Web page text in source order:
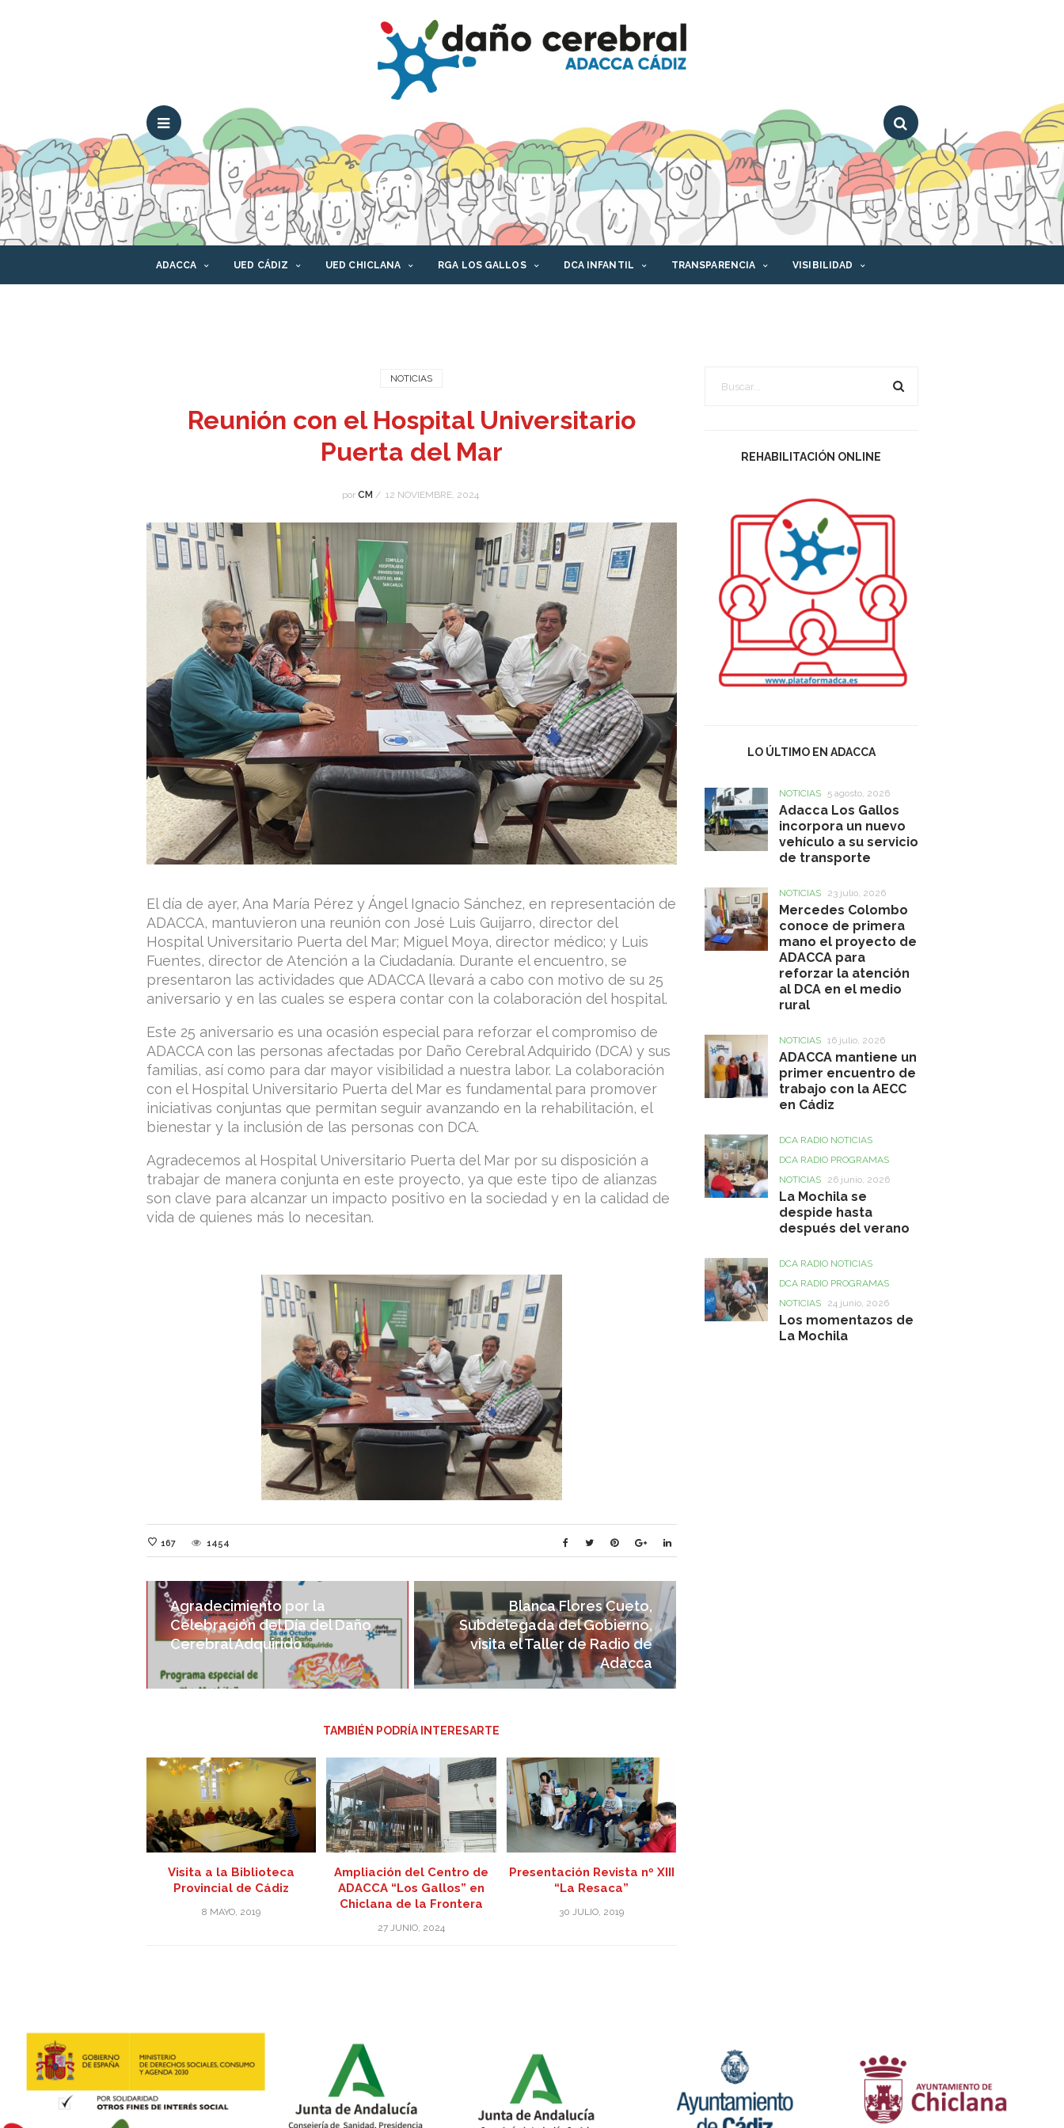
ADACCA UED CÁDIZ UED CHICLANA RGA LOS GALLOS DCA INFANTIL TRANSPARENCIA VISIBILIDAD
NOTICIAS
Reunión con el Hospital Universitario
Puerta del Mar
por CM / 12 NOVIEMBRE, 2024
El día de ayer, Ana María Pérez y Ángel Ignacio Sánchez, en representación de
ADACCA, mantuvieron una reunión con José Luis Guijarro, director del
Hospital Universitario Puerta del Mar; Miguel Moya, director médico; y Luis
Fuentes, director de Atención a la Ciudadanía. Durante el encuentro, se
presentaron las actividades que ADACCA llevará a cabo con motivo de su 25
aniversario y en las cuales se espera contar con la colaboración del hospital.
Este 25 aniversario es una ocasión especial para reforzar el compromiso de
ADACCA con las personas afectadas por Daño Cerebral Adquirido (DCA) y sus
familias, así como para dar mayor visibilidad a nuestra labor. La colaboración
con el Hospital Universitario Puerta del Mar es fundamental para promover
iniciativas conjuntas que permitan seguir avanzando en la rehabilitación, el
bienestar y la inclusión de las personas con DCA.
Agradecemos al Hospital Universitario Puerta del Mar por su disposición a
trabajar de manera conjunta en este proyecto, ya que este tipo de alianzas
son clave para alcanzar un impacto positivo en la sociedad y en la calidad de
vida de quienes más lo necesitan.
167 1454
Agradecimiento por la
Celebración del Día del Daño
Cerebral Adquirido
Blanca Flores Cueto,
Subdelegada del Gobierno,
visita el Taller de Radio de
Adacca
TAMBIÉN PODRÍA INTERESARTE
Visita a la Biblioteca
Provincial de Cádiz
8 MAYO, 2019
Ampliación del Centro de
ADACCA “Los Gallos” en
Chiclana de la Frontera
27 JUNIO, 2024
Presentación Revista nº XIII
“La Resaca”
30 JULIO, 2019
REHABILITACIÓN ONLINE
LO ÚLTIMO EN ADACCA
NOTICIAS 5 agosto, 2026
Adacca Los Gallos
incorpora un nuevo
vehículo a su servicio
de transporte
NOTICIAS 23 julio, 2026
Mercedes Colombo
conoce de primera
mano el proyecto de
ADACCA para
reforzar la atención
al DCA en el medio
rural
NOTICIAS 16 julio, 2026
ADACCA mantiene un
primer encuentro de
trabajo con la AECC
en Cádiz
DCA RADIO NOTICIAS
DCA RADIO PROGRAMAS
NOTICIAS
26 junio, 2026
La Mochila se
despide hasta
después del verano
DCA RADIO NOTICIAS
DCA RADIO PROGRAMAS
NOTICIAS
24 junio, 2026
Los momentazos de
La Mochila